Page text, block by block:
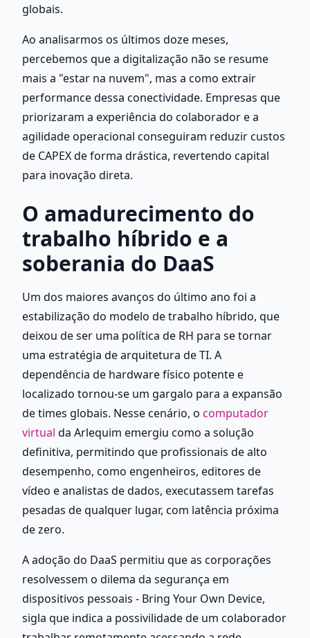
globais.
Ao analisarmos os últimos doze meses,
percebemos que a digitalização não se resume
mais a "estar na nuvem", mas a como extrair
performance dessa conectividade. Empresas que
priorizaram a experiência do colaborador e a
agilidade operacional conseguiram reduzir custos
de CAPEX de forma drástica, revertendo capital
para inovação direta.
O amadurecimento do
trabalho híbrido e a
soberania do DaaS
Um dos maiores avanços do último ano foi a
estabilização do modelo de trabalho híbrido, que
deixou de ser uma política de RH para se tornar
uma estratégia de arquitetura de TI. A
dependência de hardware físico potente e
localizado tornou-se um gargalo para a expansão
de times globais. Nesse cenário, o computador
virtual da Arlequim emergiu como a solução
definitiva, permitindo que profissionais de alto
desempenho, como engenheiros, editores de
vídeo e analistas de dados, executassem tarefas
pesadas de qualquer lugar, com latência próxima
de zero.
A adoção do DaaS permitiu que as corporações
resolvessem o dilema da segurança em
dispositivos pessoais - Bring Your Own Device,
sigla que indica a possivilidade de um colaborador